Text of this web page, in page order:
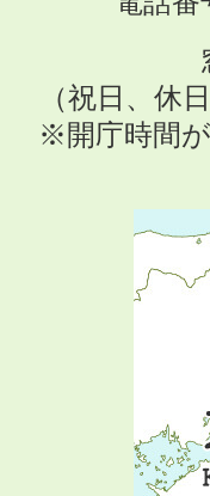
（祝日、休
※開庁時間